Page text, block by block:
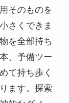
そのものを
さくできま
を全部持ち
、予備ツー
て持ち歩く
ます。探索